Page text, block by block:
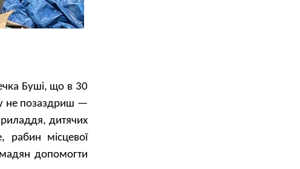
Буші, що в 30
не позаздриш —
дитячих
рабин місцевої
допомогти